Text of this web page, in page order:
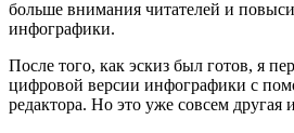
больше внимания читателей и
инфографики.
После того, как эскиз был готов, я
цифровой версии инфографики с
редактора. Но это уже совсем другая